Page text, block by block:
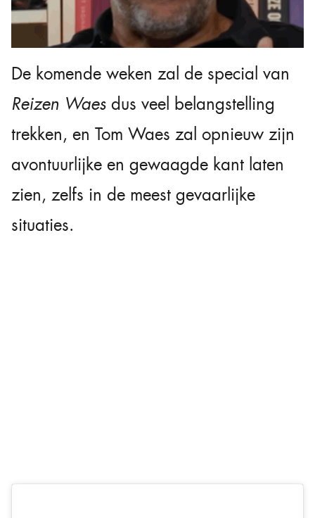
De komende weken zal de special van
Reizen Waes dus veel belangstelling
trekken, en Tom Waes zal opnieuw zijn
avontuurlijke en gewaagde kant laten
zien, zelfs in de meest gevaarlijke
situaties.